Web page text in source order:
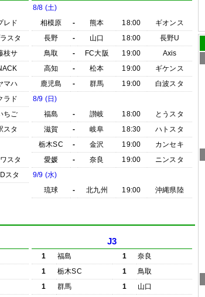
レド
スタ
枝サ
マハ
ラド
ちご
スタ
スタ
スタ
8/8 (土)
相模原
- 熊本 18:00
ギオンス
長野
- 山口 18:00
長野U
鳥取
- FC大阪 19:00
Axis
高知
- 松本 19:00
ギケンス
鹿児島
- 群馬 19:00
白波スタ
8/9 (日)
福島
- 讃岐 18:00
とうスタ
滋賀
- 岐阜 18:30
ハトスタ
栃木SC
- 金沢 19:00
カンセキ
愛媛
- 奈良 19:00
ニンスタ
9/9 (水)
琉球
- 北九州 19:00 沖縄県陸
J3
1 福島 1
奈良
1
栃木SC 1
鳥取
1
群馬 1
山口